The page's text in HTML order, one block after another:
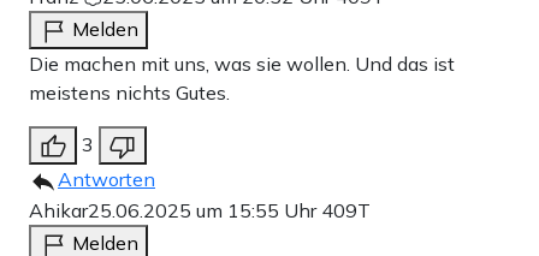
Melden
Die machen mit uns, was sie wollen. Und das ist
meistens nichts Gutes.
3
Antworten
Ahikar25.06.2025 um 15:55 Uhr 409T
Melden